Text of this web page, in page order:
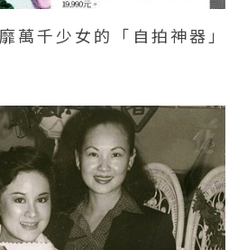
萬千少女的「自拍神器」